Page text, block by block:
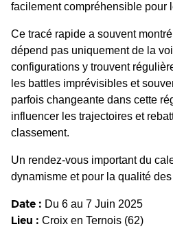
facilement compréhensible pour
Ce tracé rapide a souvent
dépend pas uniquement de la
configurations y trouvent
les battles imprévisibles et
parfois changeante dans cette
influencer les trajectoires et
classement.
Un rendez-vous important du
dynamisme et pour la qualité
Date : Du 6 au 7 Juin 2025
Lieu : Croix en Ternois (62)